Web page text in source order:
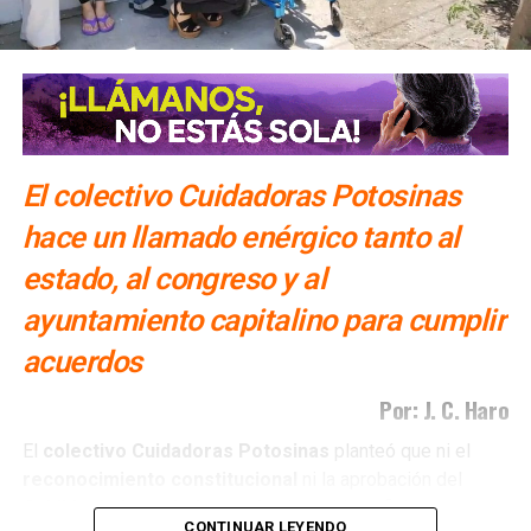
SLP es un ejemplo de reconocimiento en los
derechos LGBTTTIQAP+: Irazamy Portillo
El colectivo Cuidadoras Potosinas
hace un llamado enérgico tanto al
estado, al congreso y al
ayuntamiento capitalino para cumplir
acuerdos
Por: J. C. Haro
El colectivo Cuidadoras Potosinas
planteó que ni el
de la capital potosinahan sido suficientes para
CONTINUAR LEYENDO